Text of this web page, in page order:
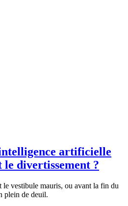
artificielle
le divertissement ?
vestibule mauris, ou avant la fin du
plein de deuil.